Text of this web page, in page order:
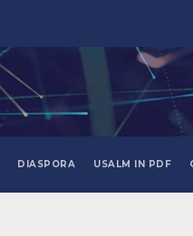
DIASPORA USALM IN PDF